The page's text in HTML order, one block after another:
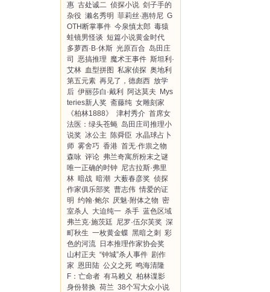
惠 古处诚二 侦探小说 刽子手的
杂役 濑名秀明 菲莉丝·惠特尼 G
OTH断掌事件 今泉慎太郎 毒猿
蛙镜男怪谈 短篇小说黄金时代
多萝西·B·休斯 光原百合 岛田庄
司
恶搞推理 魔术王事件 斯坦利·
艾林 血型拼图 私家侦探 奥地利
第五元素 再见了，德彪西 放学
后 伊丽莎白·戴利 阿达莫夫
Mys
teries新人奖 斋藤纯 女雕刻家
《柏林1888》
津村秀介 首席女
法医：绿头苍蝇 岛田庄司推理小
说奖 冰公主 陈舜臣 水晶球占卜
师 雾舍巧 香港 首无·作祟之物
森咏 评论 弗兰奇寓所粉末之谜
唯一正确的时钟 尼古拉斯·弗里
林 暗战 暗潮 大薮春彦奖 侦探
作家俱乐部奖 曹志伟 情爱的证
明 约翰·鲍尔 厌魅·附体之物 密
室杀人
大迫纯一 杀手 蓝色区域
弗兰克·施茨廷 尼罗·伍尔芙奖 深
町秋生 一枚黄金蝶 黑暗之刺 彩
色的河流 日本推理作家协会奖
山村正夫 “钟城”杀人事件 剧作
家 恩田陆 公义之死 鸣海清隆
F：亡命者 有马赖义 柏林谍影
身份替换 荷兰 38个写大众小说